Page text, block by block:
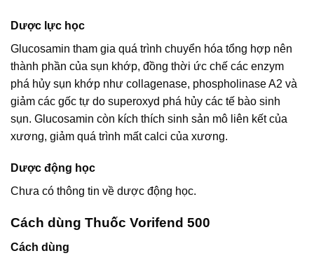
Dược lực học
Glucosamin tham gia quá trình chuyển hóa tổng hợp nên
thành phần của sụn khớp, đồng thời ức chế các enzym
phá hủy sụn khớp như collagenase, phospholinase A2 và
giảm các gốc tự do superoxyd phá hủy các tế bào sinh
sụn. Glucosamin còn kích thích sinh sản mô liên kết của
xương, giảm quá trình mất calci của xương.
Dược động học
Chưa có thông tin về dược động học.
Cách dùng Thuốc Vorifend 500
Cách dùng